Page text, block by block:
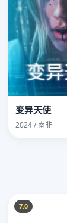
变异天使
2024 / 南非
7.0